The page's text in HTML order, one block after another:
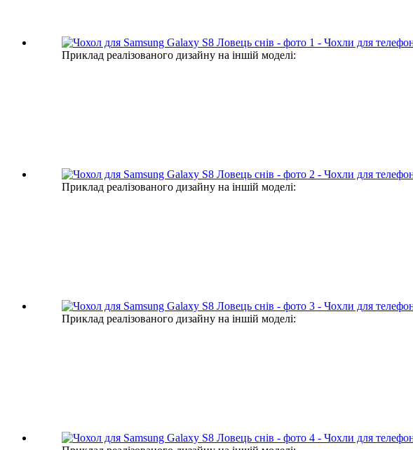
Приклад реалізованого дизайну на іншій моделі:
Приклад реалізованого дизайну на іншій моделі:
Приклад реалізованого дизайну на іншій моделі: